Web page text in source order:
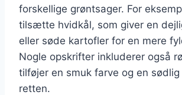
forskellige grøntsager. For
tilsætte hvidkål, som giver en
eller søde kartofler for en mere
Nogle opskrifter inkluderer også
tilføjer en smuk farve og en sødlig
retten.